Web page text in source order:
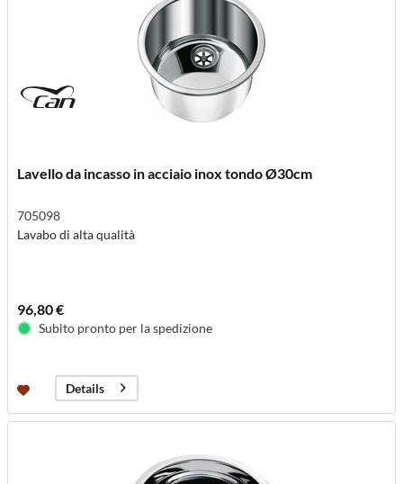
Lavello da incasso in acciaio inox tondo Ø30cm
705098
Lavabo di alta qualità
96,80 €
Subito pronto per la spedizione
Details